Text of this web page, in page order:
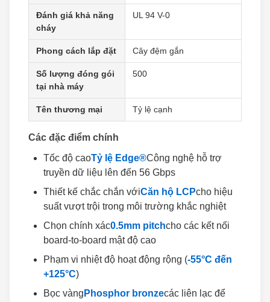
Đánh giá khả năng
cháy
UL 94 V-0
Phong cách lắp đặt Cây đệm gắn
Số lượng đóng gói
tại nhà máy
500
Tên thương mại Tỷ lệ cạnh
Các đặc điểm chính
Tốc độ caoTỷ lệ Edge®Công nghệ hỗ trợ
truyền dữ liệu lên đến 56 Gbps
Thiết kế chắc chắn vớiCăn hộ LCPcho hiệu
suất vượt trội trong môi trường khắc nghiệt
Chọn chính xác0.5mm pitchcho các kết nối
board-to-board mật độ cao
Phạm vi nhiệt độ hoạt động rộng (-55°C đến
+125°C)
Bọc vàng Phosphor bronzecác liên lạc để